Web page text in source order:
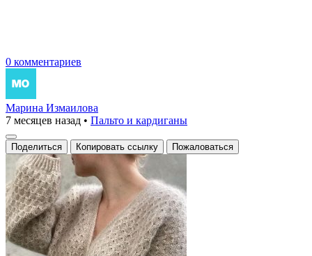
0 комментариев
Марина Измаилова
7 месяцев назад • Пальто и кардиганы
Поделиться Копировать ссылку Пожаловаться